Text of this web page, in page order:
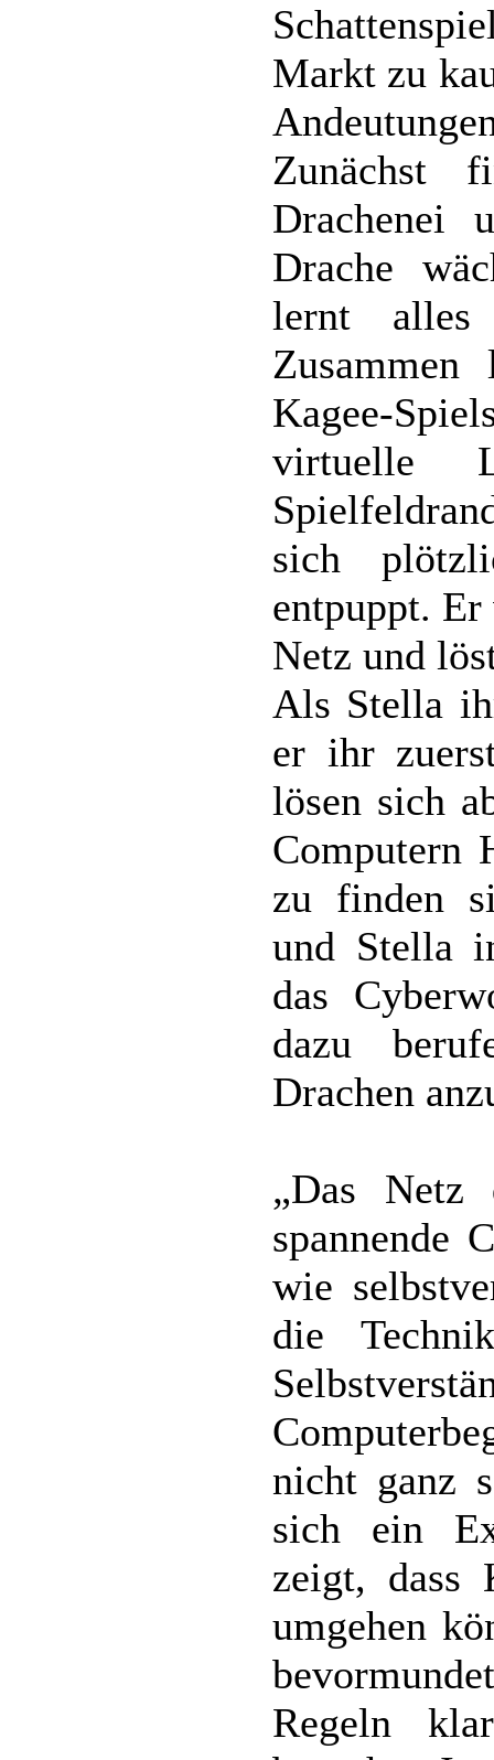
Markt zu
Zunächst
Drachenei
Drache
lernt alles
Kagee-
virtuelle
sich
entpuppt.
Netz und
Als Stella
er ihr
lösen sich
Computern
zu finden
und Stella
das
dazu
Drachen
„Das Netz
spannende
wie
die
nicht ganz
sich ein
zeigt, dass
umgehen
Regeln